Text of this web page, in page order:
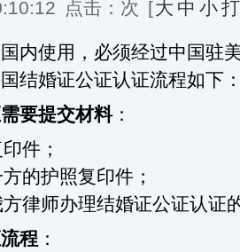
点击： 次 [大 中 小
内使用，必须经过中国驻
结婚证公证认证流程如下
要提交材料：
件；
的护照复印件；
律师办理结婚证公证认证
程 ：